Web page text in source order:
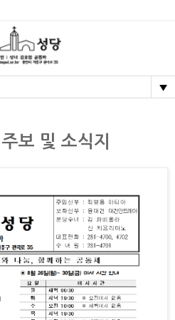
▼
보 및 소식지